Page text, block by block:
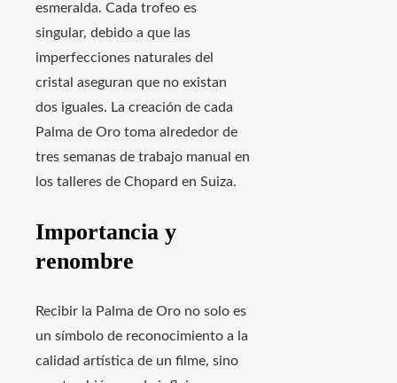
esmeralda. Cada trofeo es
singular, debido a que las
imperfecciones naturales del
cristal aseguran que no existan
dos iguales. La creación de cada
Palma de Oro toma alrededor de
tres semanas de trabajo manual en
los talleres de Chopard en Suiza.
Importancia y
renombre
Recibir la Palma de Oro no solo es
un símbolo de reconocimiento a la
calidad artística de un filme, sino